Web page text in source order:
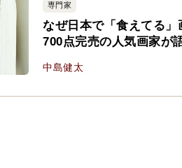
専門家
なぜ日本で「食えてる」
700点完売の人気画家が
中島健太